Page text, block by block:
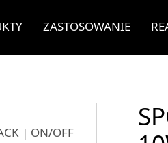
ZASTOSOWANIE